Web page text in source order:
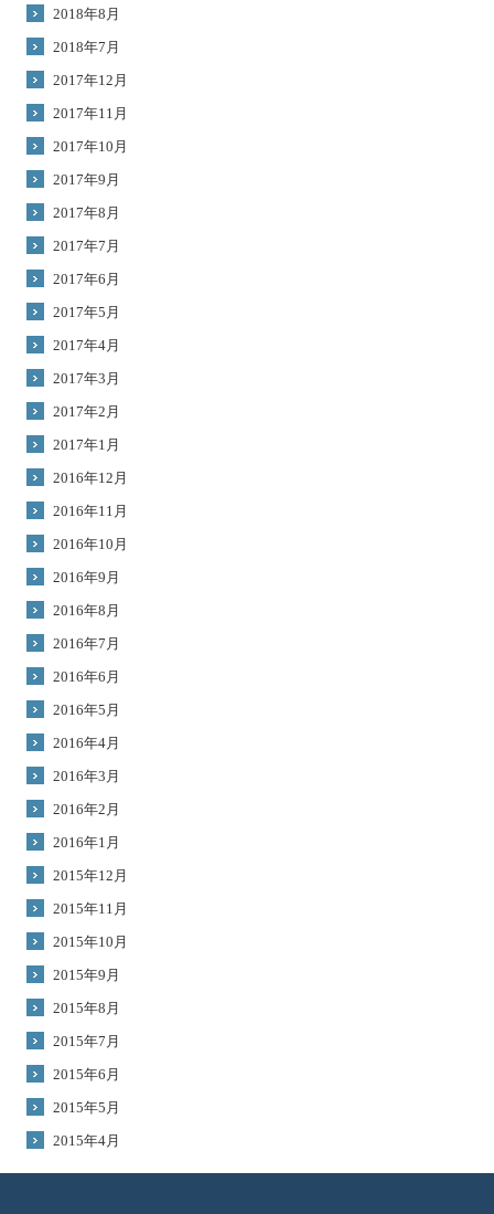
2018年8月
2018年7月
2017年12月
2017年11月
2017年10月
2017年9月
2017年8月
2017年7月
2017年6月
2017年5月
2017年4月
2017年3月
2017年2月
2017年1月
2016年12月
2016年11月
2016年10月
2016年9月
2016年8月
2016年7月
2016年6月
2016年5月
2016年4月
2016年3月
2016年2月
2016年1月
2015年12月
2015年11月
2015年10月
2015年9月
2015年8月
2015年7月
2015年6月
2015年5月
2015年4月